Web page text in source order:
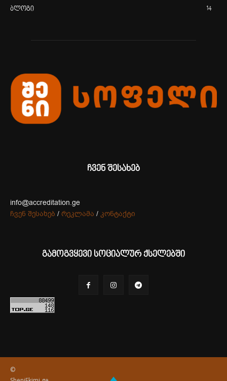
ბლოგი 14
ჩვენ შესახებ
info@accreditation.ge
ჩვენ შესახებ / რეკლამა / კონტაქტი
გამოგვყევი სოციალურ ქსელებში
©